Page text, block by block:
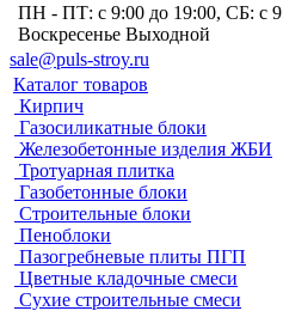
ПН - ПТ: с 9:00 до 19:00, СБ: с
Воскресенье Выходной
sale@puls-stroy.ru
Каталог товаров
Кирпич
Газосиликатные блоки
Железобетонные изделия ЖБИ
Тротуарная плитка
Газобетонные блоки
Строительные блоки
Пеноблоки
Пазогребневые плиты ПГП
Цветные кладочные смеси
Сухие строительные смеси